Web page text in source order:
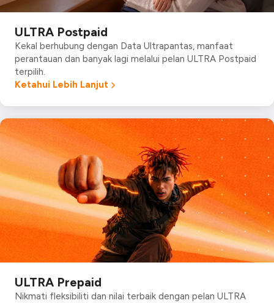
ULTRA Postpaid
Kekal berhubung dengan Data Ultrapantas, manfaat
perantauan dan banyak lagi melalui pelan ULTRA Postpaid
terpilih.
Ketahui Lebih Lanjut
ULTRA Prepaid
Nikmati fleksibiliti dan nilai terbaik dengan pelan ULTRA